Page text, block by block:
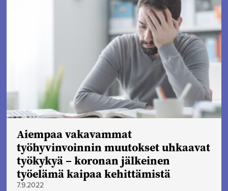
Aiempaa vakavammat
työhyvinvoinnin muutokset uhkaavat
työkykyä – koronan jälkeinen
työelämä kaipaa kehittämistä
7.9.2022